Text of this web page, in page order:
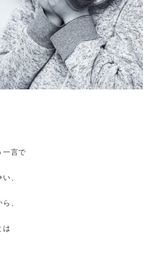
一言で
、
、
は